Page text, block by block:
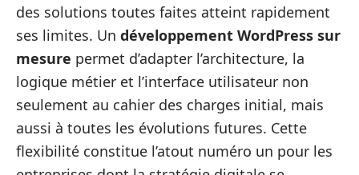
des solutions toutes faites atteint rapidement
ses limites. Un développement WordPress sur
mesure permet d’adapter l’architecture, la
logique métier et l’interface utilisateur non
seulement au cahier des charges initial, mais
aussi à toutes les évolutions futures. Cette
flexibilité constitue l’atout numéro un pour les